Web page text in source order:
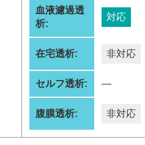
血液濾過透
析:
対応
在宅透析: 非対応
セルフ透析: ―
腹膜透析: 非対応